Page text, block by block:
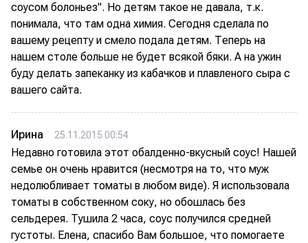
соусом болоньез". Но детям такое не давала, т.к.
понимала, что там одна химия. Сегодня сделала по
вашему рецепту и смело подала детям. Теперь на
нашем столе больше не будет всякой бяки. А на ужин
буду делать запеканку из кабачков и плавленого сыра с
вашего сайта.
Ирина 25.11.2015 00:54
Недавно готовила этот обалденно-вкусный соус! Нашей
семье он очень нравится (несмотря на то, что муж
недолюбливает томаты в любом виде). Я использовала
томаты в собственном соку, но обошлась без
сельдерея. Тушила 2 часа, соус получился средней
густоты. Елена, спасибо Вам большое, что помогаете